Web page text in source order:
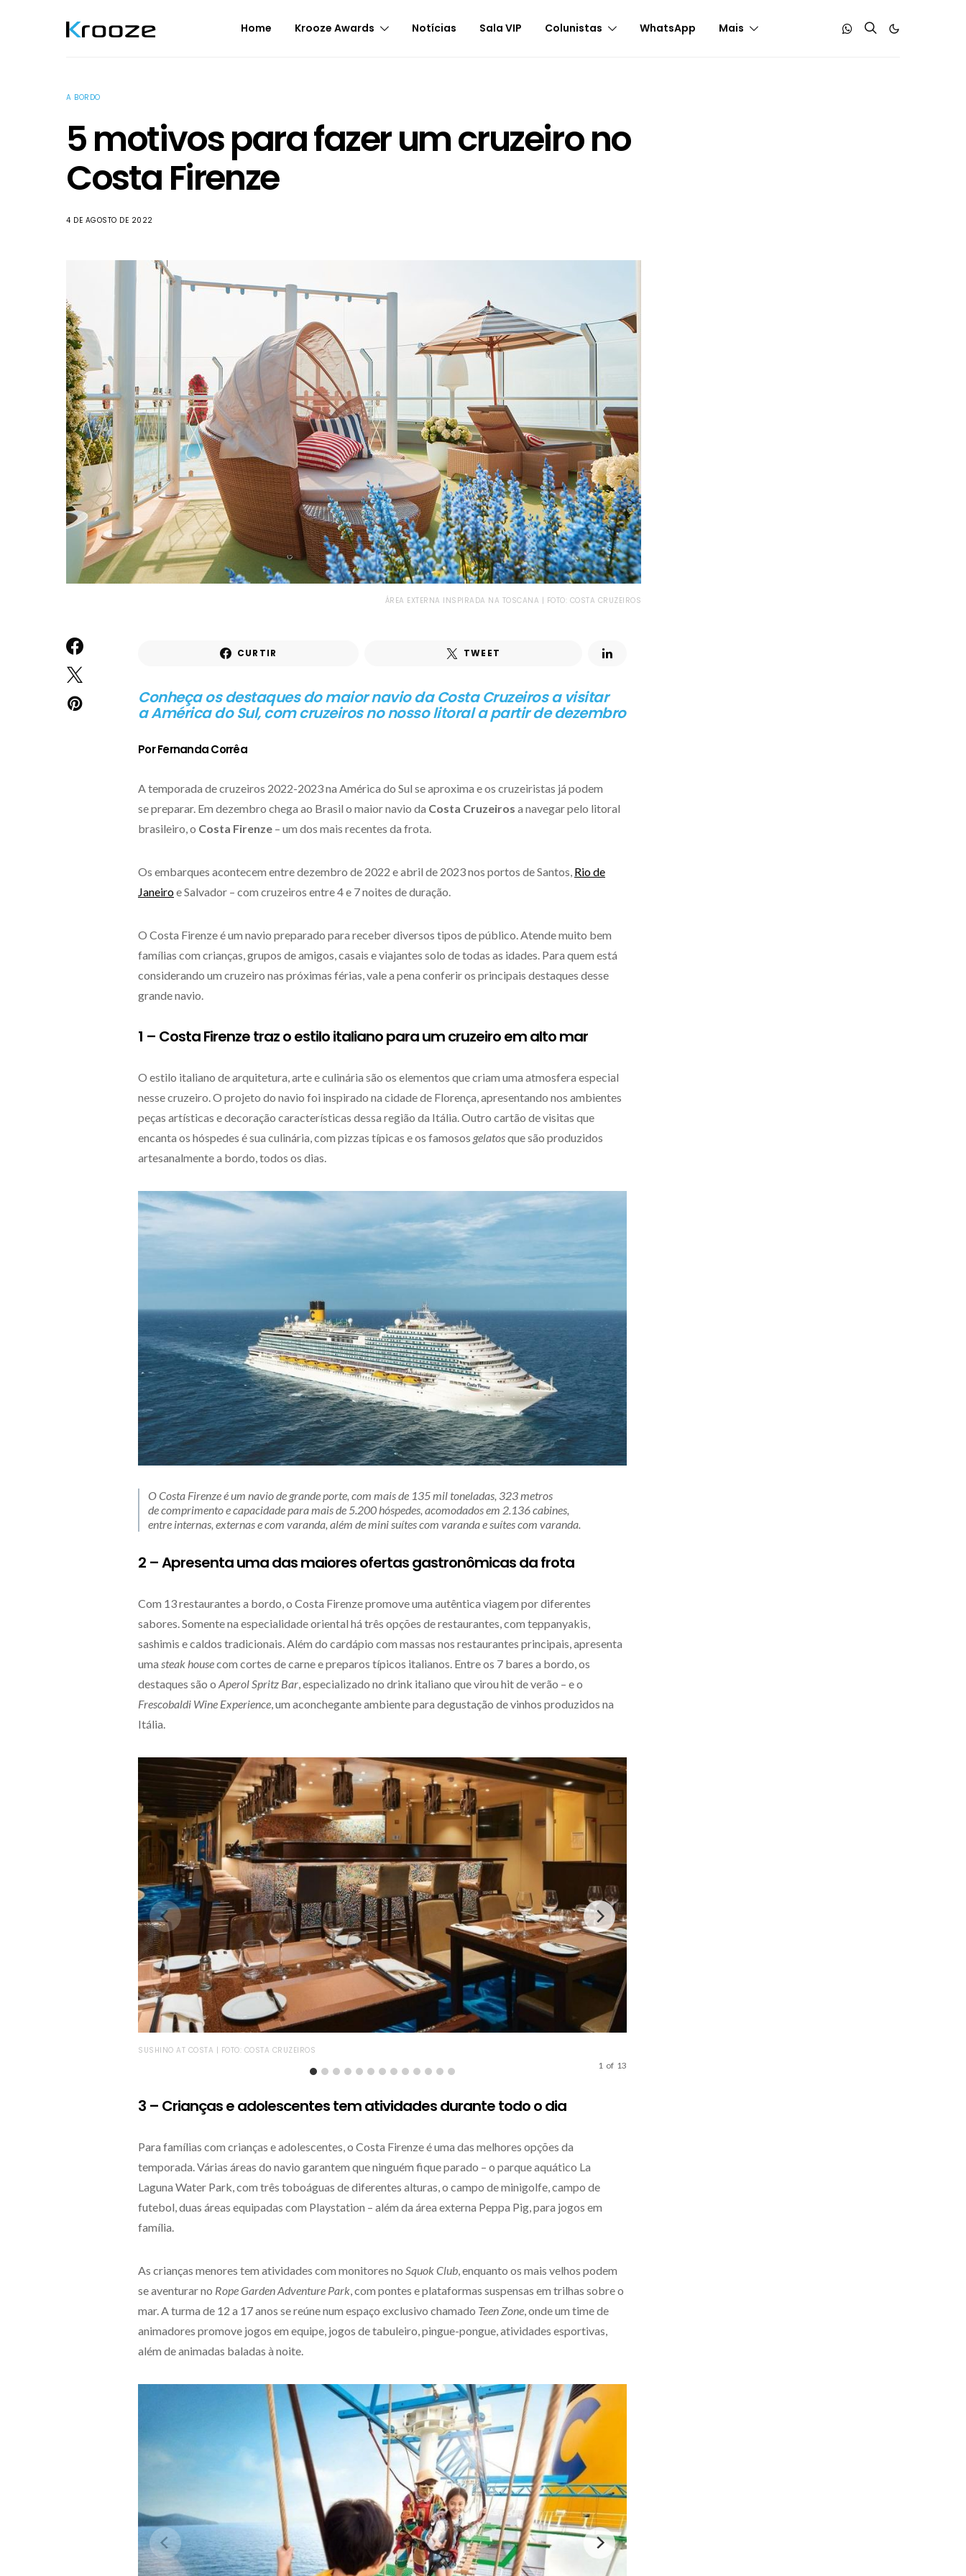
Home Krooze Awards Notícias Sala VIP Colunistas WhatsApp Mais
A BORDO
5 motivos para fazer um cruzeiro no
Costa Firenze
4 DE AGOSTO DE 2022
ÁREA EXTERNA INSPIRADA NA TOSCANA | FOTO: COSTA CRUZEIROS
CURTIR TWEET
Conheça os destaques do maior navio da Costa Cruzeiros a visitar
a América do Sul,com cruzeiros no nosso litoral a partir de dezembro
Por Fernanda Corrêa
A temporada de cruzeiros 2022-2023 na América do Sul se aproxima e os cruzeiristas já podem
se preparar. Em dezembro chega ao Brasil o maior navio da Costa Cruzeiros a navegar pelo litoral
brasileiro, o Costa Firenze – um dos mais recentes da frota.
Os embarques acontecem entre dezembro de 2022 e abril de 2023 nos portos de Santos, Rio de
Janeiroe Salvador – com cruzeiros entre 4 e 7 noites de duração.
O Costa Firenze é um navio preparado para receber diversos tipos de público. Atende muito bem
famílias com crianças, grupos de amigos, casais e viajantes solo de todas as idades. Para quem está
considerando um cruzeiro nas próximas férias, vale a pena conferir os principais destaques desse
grande navio.
1 – Costa Firenze traz o estilo italiano para um cruzeiro em alto mar
O estilo italiano de arquitetura, arte e culinária são os elementos que criam uma atmosfera especial
nesse cruzeiro. O projeto do navio foi inspirado na cidade de Florença, apresentando nos ambientes
peças artísticas e decoração características dessa região da Itália. Outro cartão de visitas que
encanta os hóspedes é sua culinária, com pizzas típicas e os famosos gelatosque são produzidos
artesanalmente a bordo, todos os dias.
O Costa Firenze é um navio de grande porte, com mais de 135 mil toneladas, 323 metros
de comprimento e capacidade para mais de 5.200 hóspedes, acomodados em 2.136 cabines,
entre internas, externas e com varanda, além de mini suítes com varanda e suítes com varanda.
2 – Apresenta uma das maiores ofertas gastronômicas da frota
Com 13 restaurantes a bordo, o Costa Firenze promove uma autêntica viagem por diferentes
sabores. Somente na especialidade oriental há três opções de restaurantes, com teppanyakis,
sashimis e caldos tradicionais. Além do cardápio com massas nos restaurantes principais, apresenta
uma steak housecom cortes de carne e preparos típicos italianos. Entre os 7 bares a bordo, os
destaques são o Aperol Spritz Bar, especializado no drink italiano que virou hit de verão – e o
Frescobaldi Wine Experience, um aconchegante ambiente para degustação de vinhos produzidos na
Itália.
SUSHINO AT COSTA | FOTO: COSTA CRUZEIROS
1 of 13
3 – Crianças e adolescentes tem atividades durante todo o dia
Para famílias com crianças e adolescentes, o Costa Firenze é uma das melhores opções da
temporada. Várias áreas do navio garantem que ninguém fique parado – o parque aquático La
Laguna Water Park, com três toboáguas de diferentes alturas, o campo de minigolfe, campo de
futebol, duas áreas equipadas com Playstation – além da área externa Peppa Pig, para jogos em
família.
As crianças menores tem atividades com monitores no Squok Club, enquanto os mais velhos podem
se aventurar no Rope Garden Adventure Park, com pontes e plataformas suspensas em trilhas sobre o
mar. A turma de 12 a 17 anos se reúne num espaço exclusivo chamado Teen Zone, onde um time de
animadores promove jogos em equipe, jogos de tabuleiro, pingue-pongue, atividades esportivas,
além de animadas baladas à noite.